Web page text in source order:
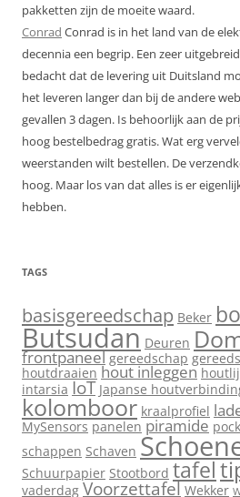
pakketten zijn de moeite waard.
Conrad Conrad is in het land van de
decennia een begrip. Een zeer
bedacht dat de levering uit Duitsland
het leveren langer dan bij de andere
gevallen 3 dagen. Is behoorlijk aan de
hoog bestelbedrag gratis. Wat erg
weerstanden wilt bestellen. De
hoog. Maar los van dat alles is er
hebben.
TAGS
basisgereedschap Beker
Butsudan Deuren
frontpaneel gereedschap
houtdraaien hout inleggen
intarsia IoT Japanse
kolomboor kraalprofiel
MySensors panelen piramide
schappen Schaven
Schuurpapier Stootbord tafel
vaderdag Voorzettafel Wekker